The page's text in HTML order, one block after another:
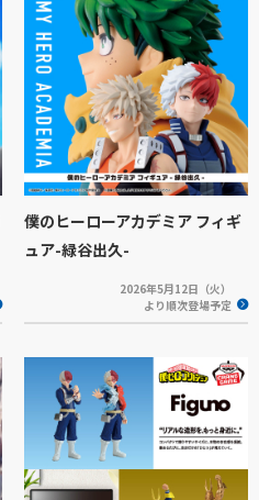
僕のヒーローアカデミア フィギ
ュア-緑谷出久-
2026年5月12日（火）
より順次登場予定